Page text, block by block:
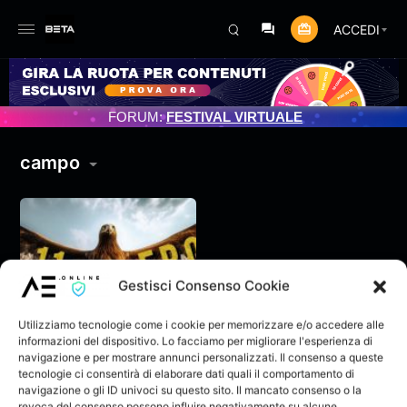
Gestisci Consenso Cookie
Utilizziamo tecnologie come i cookie per memorizzare e/o accedere alle
informazioni del dispositivo. Lo facciamo per migliorare l'esperienza di
navigazione e per mostrare annunci personalizzati. Il consenso a queste
tecnologie ci consentirà di elaborare dati quali il comportamento di
navigazione o gli ID univoci su questo sito. Il mancato consenso o la
ACCEDI
PROGRAMMATO 3/07/2025
FORUM:FESTIVAL VIRTUALE
campo
11 EROI – JOBA